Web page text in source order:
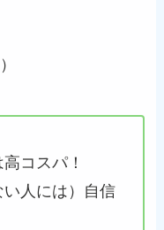
コスパ！
い人には）自信